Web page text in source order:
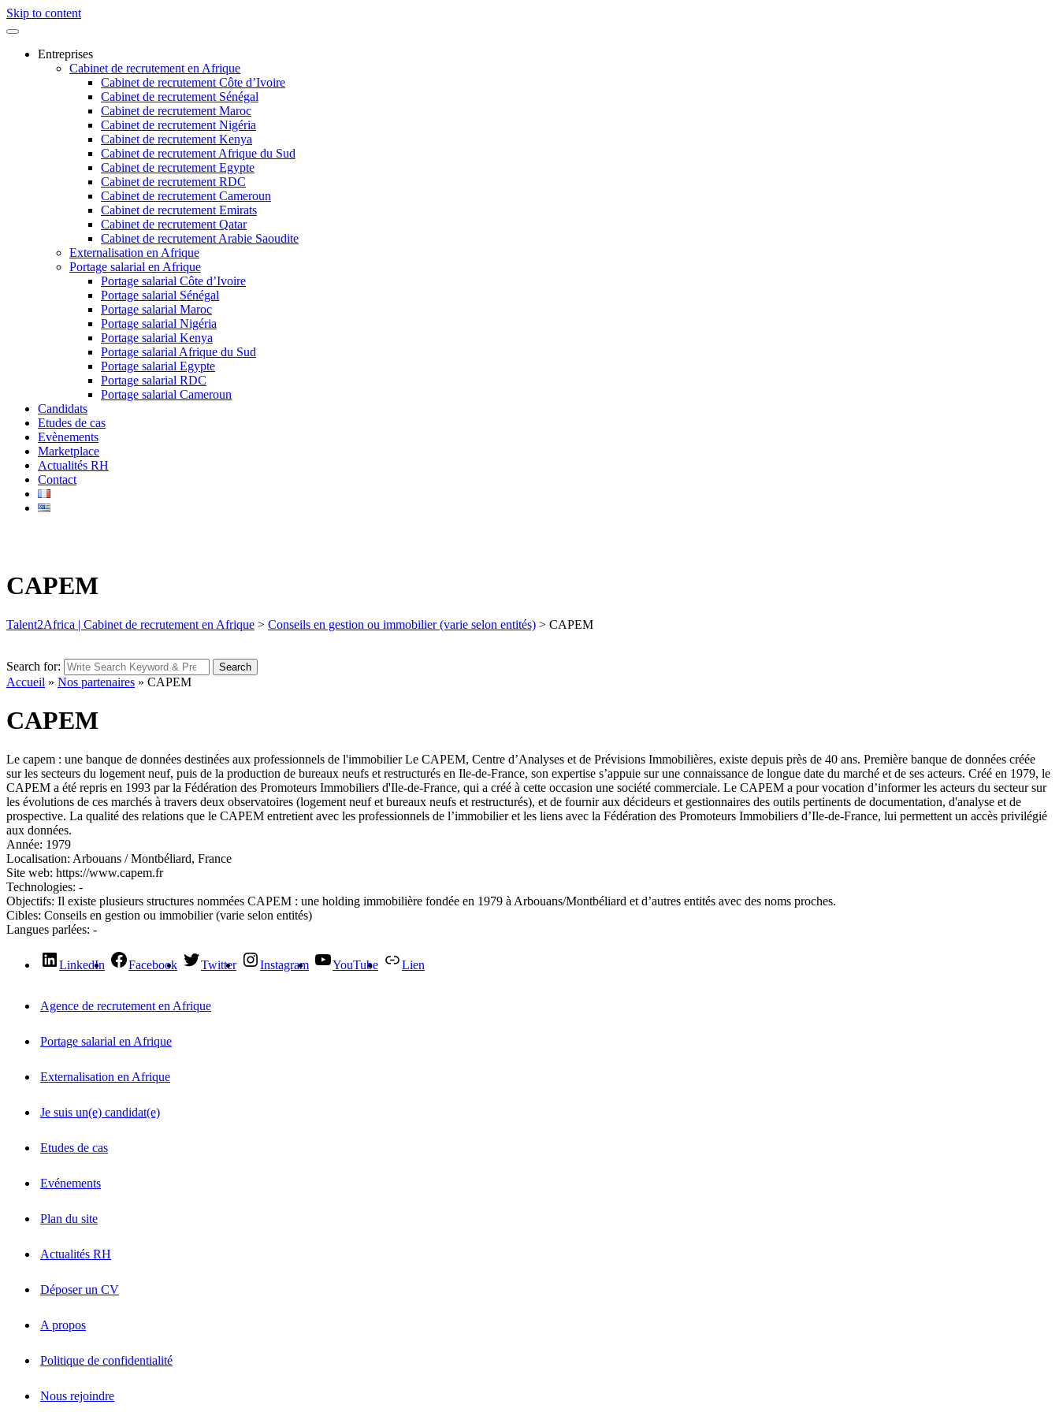
Skip to content
Entreprises
Cabinet de recrutement en Afrique
Cabinet de recrutement Côte d’Ivoire
Cabinet de recrutement Sénégal
Cabinet de recrutement Maroc
Cabinet de recrutement Nigéria
Cabinet de recrutement Kenya
Cabinet de recrutement Afrique du Sud
Cabinet de recrutement Egypte
Cabinet de recrutement RDC
Cabinet de recrutement Cameroun
Cabinet de recrutement Emirats
Cabinet de recrutement Qatar
Cabinet de recrutement Arabie Saoudite
Externalisation en Afrique
Portage salarial en Afrique
Portage salarial Côte d’Ivoire
Portage salarial Sénégal
Portage salarial Maroc
Portage salarial Nigéria
Portage salarial Kenya
Portage salarial Afrique du Sud
Portage salarial Egypte
Portage salarial RDC
Portage salarial Cameroun
Candidats
Etudes de cas
Evènements
Marketplace
Actualités RH
Contact
CAPEM
Talent2Africa | Cabinet de recrutement en Afrique > Conseils en gestion ou immobilier (varie selon entités) > CAPEM
Search for: Search
Accueil » Nos partenaires » CAPEM
CAPEM
Le capem : une banque de données destinées aux professionnels de l'immobilier Le CAPEM, Centre d’Analyses et de Prévisions Immobilières, existe depuis près de 40 ans. Première banque de données créée
sur les secteurs du logement neuf, puis de la production de bureaux neufs et restructurés en Ile-de-France, son expertise s’appuie sur une connaissance de longue date du marché et de ses acteurs. Créé en 1979, le
CAPEM a été repris en 1993 par la Fédération des Promoteurs Immobiliers d'Ile-de-France, qui a créé à cette occasion une société commerciale. Le CAPEM a pour vocation d’informer les acteurs du secteur sur
les évolutions de ces marchés à travers deux observatoires (logement neuf et bureaux neufs et restructurés), et de fournir aux décideurs et gestionnaires des outils pertinents de documentation, d'analyse et de
prospective. La qualité des relations que le CAPEM entretient avec les professionnels de l’immobilier et les liens avec la Fédération des Promoteurs Immobiliers d’Ile-de-France, lui permettent un accès privilégié
aux données.
Année: 1979
Localisation: Arbouans / Montbéliard, France
Site web: https://www.capem.fr
Technologies: -
Objectifs: Il existe plusieurs structures nommées CAPEM : une holding immobilière fondée en 1979 à Arbouans/Montbéliard et d’autres entités avec des noms proches.
Cibles: Conseils en gestion ou immobilier (varie selon entités)
Langues parlées: -
LinkedIn Facebook Twitter Instagram YouTube Lien
Agence de recrutement en Afrique
Portage salarial en Afrique
Externalisation en Afrique
Je suis un(e) candidat(e)
Etudes de cas
Evénements
Plan du site
Actualités RH
Déposer un CV
A propos
Politique de confidentialité
Nous rejoindre